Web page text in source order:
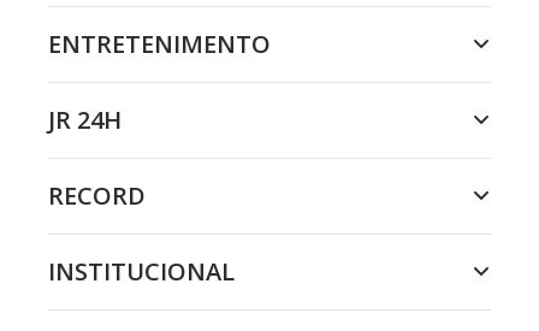
ENTRETENIMENTO
JR 24H
RECORD
INSTITUCIONAL